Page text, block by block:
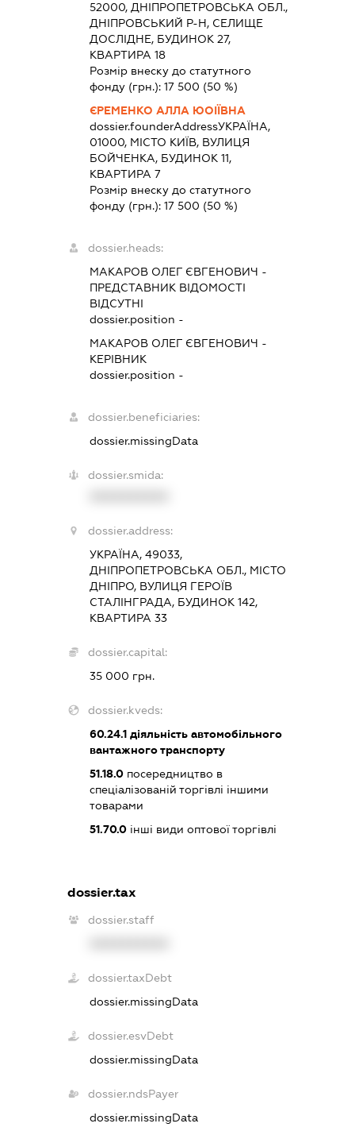
52000, ДНІПРОПЕТРОВСЬКА ОБЛ.,
ДНІПРОВСЬКИЙ Р-Н, СЕЛИЩЕ
ДОСЛІДНЕ, БУДИНОК 27,
КВАРТИРА 18
Розмір внеску до статутного
фонду (грн.): 17 500 (50 %)
ЄРЕМЕНКО АЛЛА ЮОІЇВНА
dossier.founderAddressУКРАЇНА,
01000, МІСТО КИЇВ, ВУЛИЦЯ
БОЙЧЕНКА, БУДИНОК 11,
КВАРТИРА 7
Розмір внеску до статутного
фонду (грн.): 17 500 (50 %)
dossier.heads:
МАКАРОВ ОЛЕГ ЄВГЕНОВИЧ -
ПРЕДСТАВНИКВІДОМОСТІ
ВІДСУТНІ
dossier.position -
МАКАРОВ ОЛЕГ ЄВГЕНОВИЧ -
КЕРІВНИК
dossier.position -
dossier.beneficiaries:
dossier.missingData
dossier.smida:
dossier.address:
УКРАЇНА, 49033,
ДНІПРОПЕТРОВСЬКА ОБЛ., МІСТО
ДНІПРО, ВУЛИЦЯ ГЕРОЇВ
СТАЛІНГРАДА, БУДИНОК 142,
КВАРТИРА 33
dossier.capital:
35 000 грн.
dossier.kveds:
60.24.1діяльність автомобільного
вантажного транспорту
51.18.0посередництво в
спеціалізованій торгівлі іншими
товарами
51.70.0інші види оптової торгівлі
dossier.tax
dossier.staff
dossier.taxDebt
dossier.missingData
dossier.esvDebt
dossier.missingData
dossier.ndsPayer
dossier.missingData